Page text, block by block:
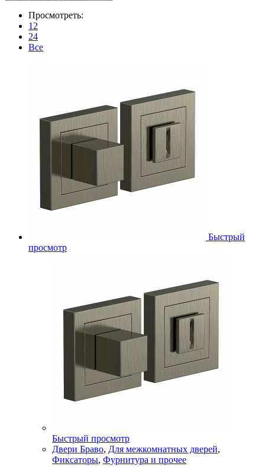
Просмотреть:
12
24
Все
Быстрый
просмотр
Быстрый просмотр
Двери Браво, Для межкомнатных дверей,
Фиксаторы, Фурнитура и прочее